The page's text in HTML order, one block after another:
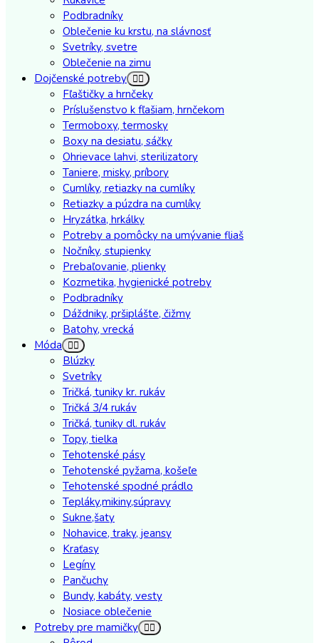
Podbradníky
Oblečenie ku krstu, na slávnosť
Svetríky, svetre
Oblečenie na zimu
Dojčenské potreby
Fľaštičky a hrnčeky
Príslušenstvo k fľašiam, hrnčekom
Termoboxy, termosky
Boxy na desiatu, sáčky
Ohrievace lahvi, sterilizatory
Taniere, misky, príbory
Cumlíky, retiazky na cumlíky
Retiazky a púzdra na cumlíky
Hryzátka, hrkálky
Potreby a pomôcky na umývanie fliaš
Nočníky, stupienky
Prebaľovanie, plienky
Kozmetika, hygienické potreby
Podbradníky
Dáždniky, pršiplášte, čižmy
Batohy, vrecká
Móda
Blúzky
Svetríky
Tričká, tuniky kr. rukáv
Tričká 3/4 rukáv
Tričká, tuniky dl. rukáv
Topy, tielka
Tehotenské pásy
Tehotenské pyžama, košeľe
Tehotenské spodné prádlo
Tepláky,mikiny,súpravy
Sukne,šaty
Nohavice, traky, jeansy
Kraťasy
Legíny
Pančuchy
Bundy, kabáty, vesty
Nosiace oblečenie
Potreby pre mamičky